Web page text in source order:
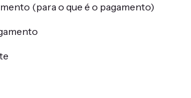
(para o que é o pagamento)